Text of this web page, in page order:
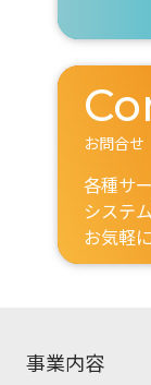
お問合せ
各種サ
システ
お気軽
事業内容